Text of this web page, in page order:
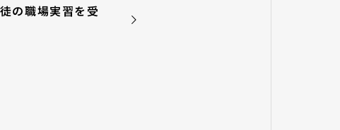
の職場実習を受